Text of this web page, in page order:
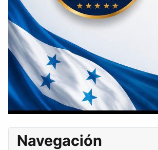
Navegación